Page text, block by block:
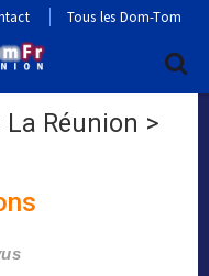
Tous les Dom-Tom
Réunion >